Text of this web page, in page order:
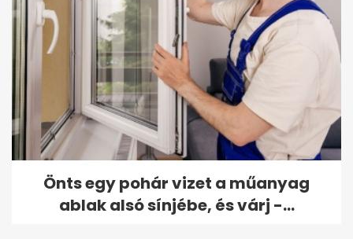
Önts egy pohár vizet a műanyag
ablak alsó sínjébe, és várj -...